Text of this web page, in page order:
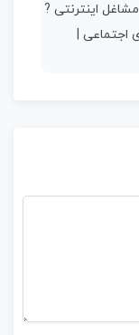
اینترنتی ?
اجتماعی |